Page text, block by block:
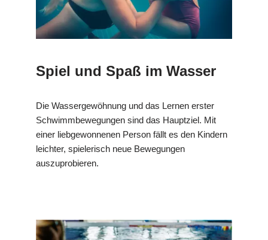
Spiel und Spaß im Wasser
Die Wassergewöhnung und das Lernen erster
Schwimmbewegungen sind das Hauptziel. Mit
einer liebgewonnenen Person fällt es den Kindern
leichter, spielerisch neue Bewegungen
auszuprobieren.